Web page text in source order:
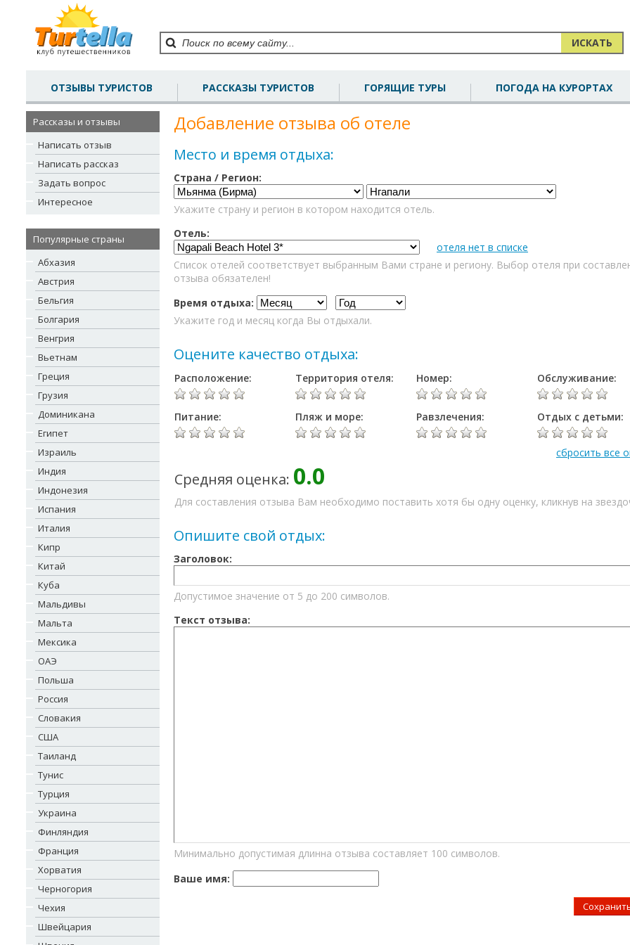
ИСКАТЬ
ОТЗЫВЫ ТУРИСТОВ РАССКАЗЫ ТУРИСТОВ ГОРЯЩИЕ ТУРЫ ПОГОДА НА КУРОРТАХ
Рассказы и отзывы
Написать отзыв
Написать рассказ
Задать вопрос
Интересное
Популярные страны
Абхазия
Австрия
Бельгия
Болгария
Венгрия
Вьетнам
Греция
Грузия
Доминикана
Египет
Израиль
Индия
Индонезия
Испания
Италия
Кипр
Китай
Куба
Мальдивы
Мальта
Мексика
ОАЭ
Польша
Россия
Словакия
США
Таиланд
Тунис
Турция
Украина
Финляндия
Франция
Хорватия
Черногория
Чехия
Швейцария
Добавление отзыва об отеле
Место и время отдыха:
Страна / Регион:
Укажите страну и регион в котором находится отель.
Отель:
отеля нет в списке
Список отелей соответствует выбранным Вами стране и региону. Выбор отеля при
отзыва обязателен!
Время отдыха:
Укажите год и месяц когда Вы отдыхали.
Оцените качество отдыха:
Расположение: Территория отеля: Номер: Обслуживание:
Питание: Пляж и море: Равзлечения: Отдых с детьми:
сбросить все
Средняя оценка: 0.0
Для составления отзыва Вам необходимо поставить хотя бы одну оценку, кликнув на
Опишите свой отдых:
Заголовок:
Допустимое значение от 5 до 200 символов.
Текст отзыва:
Минимально допустимая длинна отзыва составляет 100 символов.
Ваше имя: